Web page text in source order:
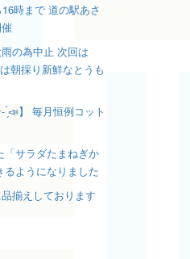
時まで 道の駅あさ
の為中止 次回は
朝採り新鮮なとうも
̗̀📣】 毎月恒例コット
「サラダたまねぎか
るようになりました
揃えしております